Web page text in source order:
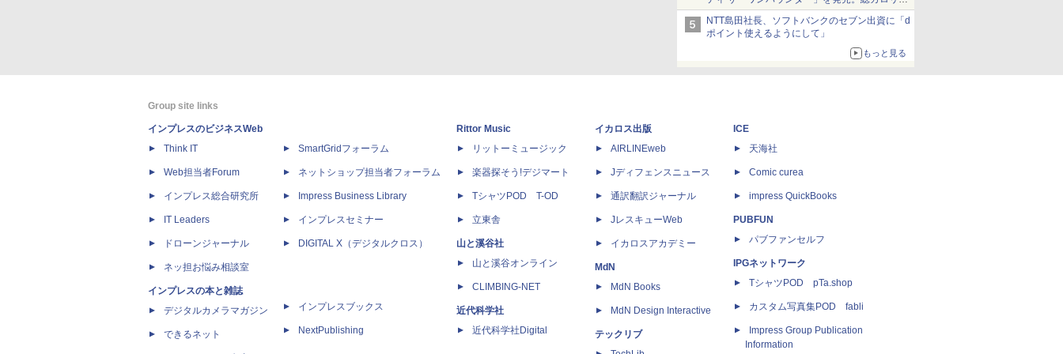
約1656kcal、総重量約527g！
NTT島田社長、ソフトバンクのセブン出資に「d
ポイント使えるようにして」
もっと見る
Group site links
インプレスのビジネスWeb
Think IT
Web担当者Forum
インプレス総合研究所
IT Leaders
ドローンジャーナル
ネッ担お悩み相談室
インプレスの本と雑誌
デジタルカメラマガジン
できるネット
SmartGridフォーラム
ネットショップ担当者フォーラム
Impress Business Library
インプレスセミナー
DIGITAL X（デジタルクロス）
インプレスブックス
NextPublishing
Rittor Music
リットーミュージック
楽器探そう!デジマート
TシャツPOD T-OD
立東舎
山と溪谷社
山と溪谷オンライン
CLIMBING-NET
近代科学社
近代科学社Digital
イカロス出版
AIRLINEweb
Jディフェンスニュース
通訳翻訳ジャーナル
JレスキューWeb
イカロスアカデミー
MdN
MdN Books
MdN Design Interactive
テックリブ
ICE
天海社
Comic curea
impress QuickBooks
PUBFUN
パブファンセルフ
IPGネットワーク
TシャツPOD pTa.shop
カスタム写真集POD fabli
Impress Group Publication
Information